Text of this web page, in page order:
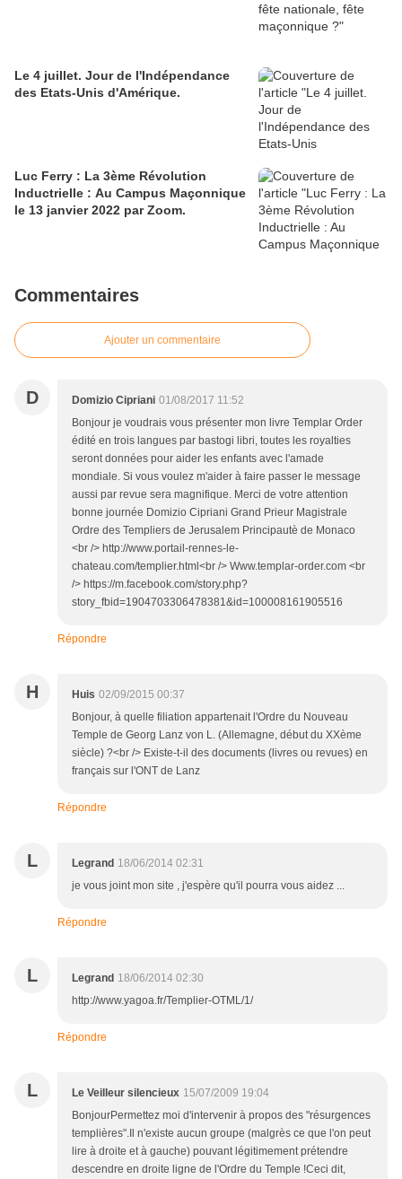
Le 4 juillet. Jour de l'Indépendance
des Etats-Unis d'Amérique.
Luc Ferry : La 3ème Révolution
Inductrielle : Au Campus Maçonnique
le 13 janvier 2022 par Zoom.
Commentaires
Ajouter un commentaire
D Domizio Cipriani 01/08/2017 11:52
Bonjour je voudrais vous présenter mon livre Templar Order
édité en trois langues par bastogi libri, toutes les royalties
seront données pour aider les enfants avec l'amade
mondiale. Si vous voulez m'aider à faire passer le message
aussi par revue sera magnifique. Merci de votre attention
bonne journée Domizio Cipriani Grand Prieur Magistrale
Ordre des Templiers de Jerusalem Principautè de Monaco
<br /> http://www.portail-rennes-le-
chateau.com/templier.html<br /> Www.templar-order.com <br
/> https://m.facebook.com/story.php?
story_fbid=1904703306478381&id=100008161905516
Répondre
H Huis 02/09/2015 00:37
Bonjour, à quelle filiation appartenait l'Ordre du Nouveau
Temple de Georg Lanz von L. (Allemagne, début du XXème
siècle) ?<br /> Existe-t-il des documents (livres ou revues) en
français sur l'ONT de Lanz
Répondre
L Legrand 18/06/2014 02:31
je vous joint mon site , j'espère qu'il pourra vous aidez ...
Répondre
L Legrand 18/06/2014 02:30
http://www.yagoa.fr/Templier-OTML/1/
Répondre
L Le Veilleur silencieux 15/07/2009 19:04
BonjourPermettez moi d'intervenir à propos des "résurgences
templières".Il n'existe aucun groupe (malgrès ce que l'on peut
lire à droite et à gauche) pouvant légitimement prétendre
descendre en droite ligne de l'Ordre du Temple !Ceci dit,